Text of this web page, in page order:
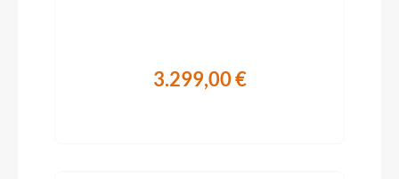
3.299,00 €